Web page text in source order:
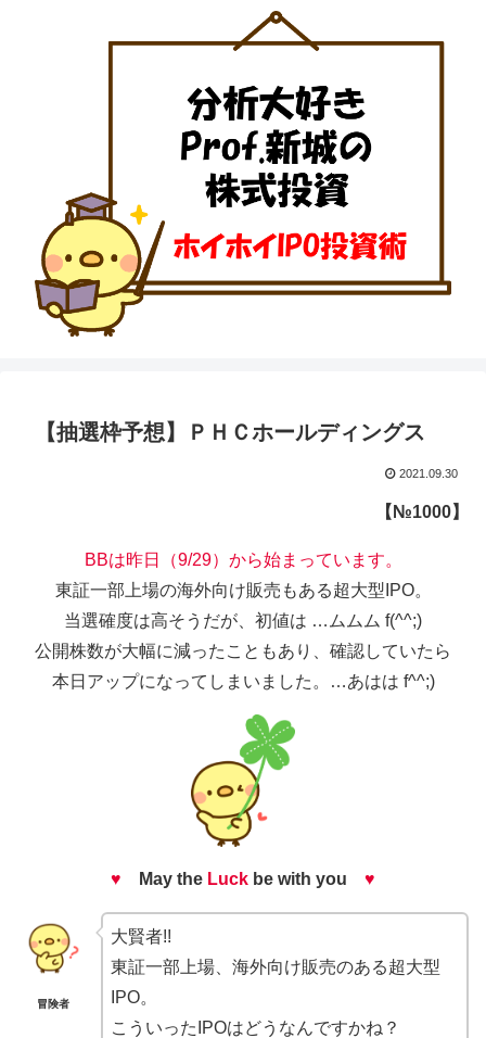
【抽選枠予想】ＰＨＣホールディングス
2021.09.30
【№1000】
BBは昨日（9/29）から始まっています。
東証一部上場の海外向け販売もある超大型IPO。
当選確度は高そうだが、初値は …ムムム f(^^;)
公開株数が大幅に減ったこともあり、確認していたら
本日アップになってしまいました。…あはは f^^;)
♥ May the Luck be with you ♥
冒険者
大賢者!!
東証一部上場、海外向け販売のある超大型
IPO。
こういったIPOはどうなんですかね？